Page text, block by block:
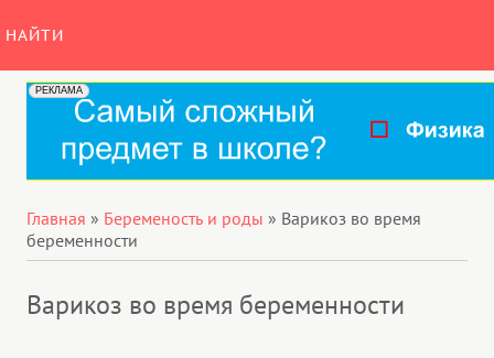
НАЙТИ
Главная » Беременость и роды » Варикоз во время
беременности
Варикоз во время беременности